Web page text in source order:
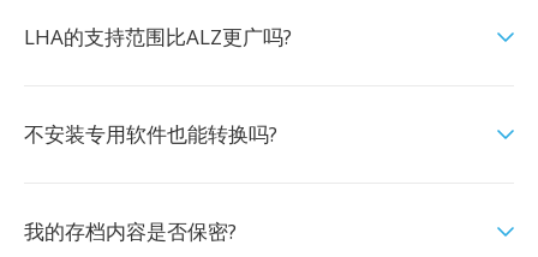
LHA的支持范围比ALZ更广吗?
不安装专用软件也能转换吗?
我的存档内容是否保密?